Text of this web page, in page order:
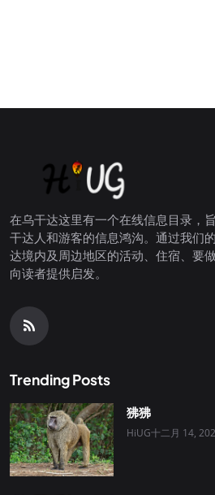
在乌干达这里有一个在线信息目录，
干达人和游客的信息鸿沟。通过我们
达境内及周边地区的活动、住宿、要
向读者提供启发。
Trending Posts
狒狒
HiUG十二月 14,